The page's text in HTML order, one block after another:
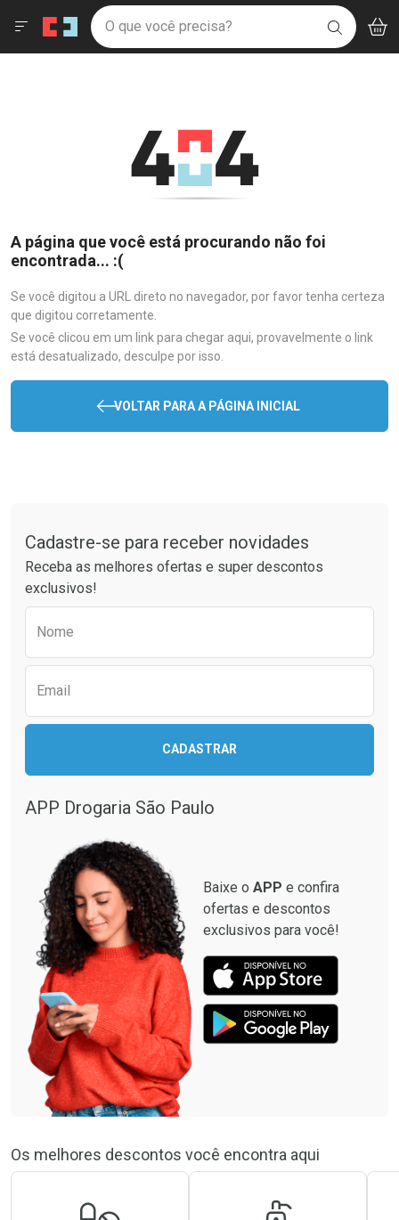
Drogaria São Paulo
Ir direto para a home
pela página
Ir direto para o conteúdo
Ir direto para a busca
Ir direto para o carrinho
Ir direto para o menu
Faça a sua busca
O que você precisa? BUSCAR
Menu
A página que você está procurando não foi
encontrada... :(
Se você digitou a URL direto no navegador, por favor tenha certeza
que digitou corretamente.
Se você clicou em um link para chegar aqui, provavelmente o link
está desatualizado, desculpe por isso.
VOLTAR PARA A PÁGINA INICIAL
Cadastre-se para receber novidades
Receba as melhores ofertas e super descontos
exclusivos!
Nome
Email
CADASTRAR
APP Drogaria São Paulo
Baixe o APP e confira
ofertas e descontos
exclusivos para você!
Os melhores descontos você encontra aqui